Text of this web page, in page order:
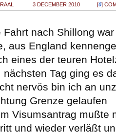
3 DECEMBER 2010 [0]
Fahrt nach Shillong
aus England
eines der teuren
nächsten Tag ging es
nervös bin ich an
Grenze gelaufen
Visumsantrag mußte
und wieder verläßt